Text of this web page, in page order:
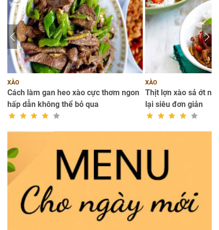
XÀO
Cách làm gan heo xào cực thơm ngon
hấp dẫn không thể bỏ qua
XÀO
Thịt lợn xào sả ớt
lại siêu đơn giản